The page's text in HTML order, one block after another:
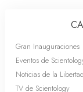
Gran Inauguraciones
Eventos de
Noticias de la
TV de Scientology